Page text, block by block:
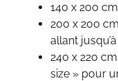
140 x 200
200 x 200
allant
240 x 220
size » pour